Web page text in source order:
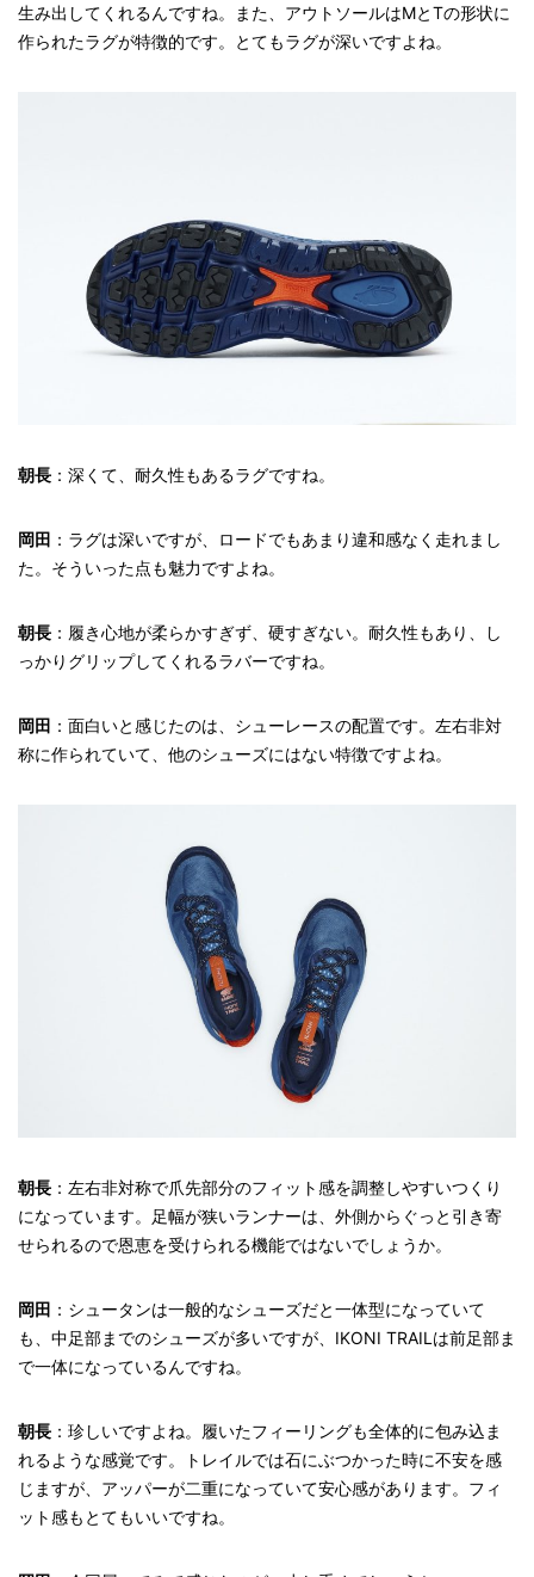
生み出してくれるんですね。また、アウトソールはMとTの形状に
作られたラグが特徴的です。とてもラグが深いですよね。
朝長 ：深くて、耐久性もあるラグですね。
岡田 ：ラグは深いですが、ロードでもあまり違和感なく走れまし
た。そういった点も魅力ですよね。
朝長 ：履き心地が柔らかすぎず、硬すぎない。耐久性もあり、し
っかりグリップしてくれるラバーですね。
岡田 ：面白いと感じたのは、シューレースの配置です。左右非対
称に作られていて、他のシューズにはない特徴ですよね。
朝長 ：左右非対称で爪先部分のフィット感を調整しやすいつくり
になっています。足幅が狭いランナーは、外側からぐっと引き寄
せられるので恩恵を受けられる機能ではないでしょうか。
岡田 ：シュータンは一般的なシューズだと一体型になっていて
も、中足部までのシューズが多いですが、IKONI TRAILは前足部ま
で一体になっているんですね。
朝長 ：珍しいですよね。履いたフィーリングも全体的に包み込ま
れるような感覚です。トレイルでは石にぶつかった時に不安を感
じますが、アッパーが二重になっていて安心感があります。フィ
ット感もとてもいいですね。